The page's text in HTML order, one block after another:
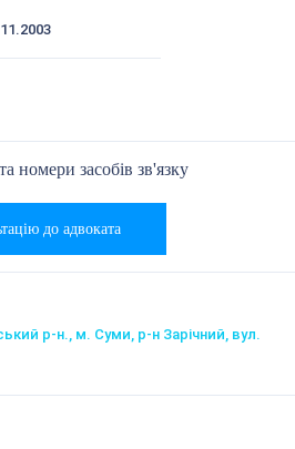
номери засобів зв'язку
до адвоката
р-н., м. Суми, р-н Зарічний, вул.